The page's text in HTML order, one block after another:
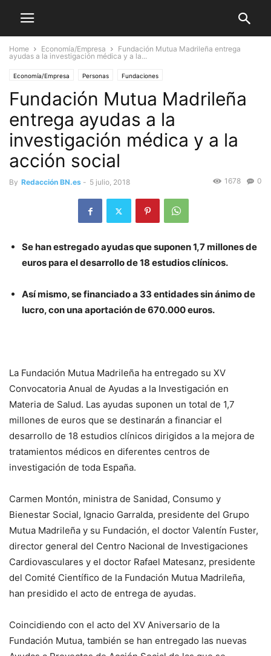
Home Economía/Empresa
Fundación Mutua Madrileña entrega
ayudas a la investigación médica y a la...
Economía/Empresa Personas Fundaciones
Fundación Mutua Madrileña
entrega ayudas a la
investigación médica y a la
acción social
By Redacción BN.es - 5 julio, 2018 0
1678
Se han estregado ayudas que suponen 1,7 millones de
euros para el desarrollo de 18 estudios clínicos.
Así mismo, se financiado a 33 entidades sin ánimo de
lucro, con una aportación de 670.000 euros.
La Fundación Mutua Madrileña ha entregado su XV
Convocatoria Anual de Ayudas a la Investigación en
Materia de Salud. Las ayudas suponen un total de 1,7
millones de euros que se destinarán a financiar el
desarrollo de 18 estudios clínicos dirigidos a la mejora de
tratamientos médicos en diferentes centros de
investigación de toda España.
Carmen Montón, ministra de Sanidad, Consumo y
Bienestar Social, Ignacio Garralda, presidente del Grupo
Mutua Madrileña y su Fundación, el doctor Valentín Fuster,
director general del Centro Nacional de Investigaciones
Cardiovasculares y el doctor Rafael Matesanz, presidente
del Comité Científico de la Fundación Mutua Madrileña,
han presidido el acto de entrega de ayudas.
Coincidiendo con el acto del XV Aniversario de la
Fundación Mutua, también se han entregado las nuevas